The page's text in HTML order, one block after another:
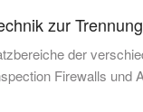
zur
der
Firewalls